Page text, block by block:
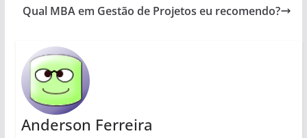
Qual MBA em Gestão de Projetos eu recomendo?
Anderson Ferreira